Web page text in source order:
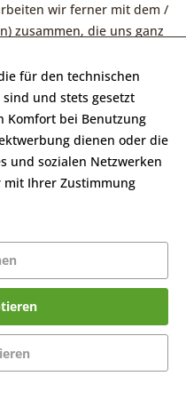
wir ferner mit dem /
zusammen, die uns ganz
werden nach Maßgabe der
Daten
den folgenden Anbieter:
Schöppingen
weitere
gemäß Art. 6 Abs. 1 lit. b
der Abwicklung der Online-
Die Weitergabe
dies für die Abwicklung
ist.
für den technischen
und stets gesetzt
Komfort bei Benutzung
dienen oder die
und sozialen Netzwerken
Ihrer Zustimmung